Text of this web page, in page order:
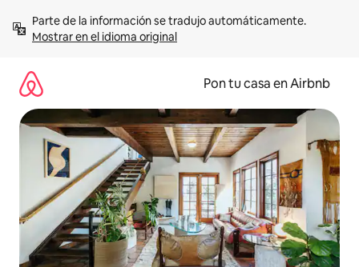
contenidoMostrar en el idioma original
Pon tu casa en Airbnb